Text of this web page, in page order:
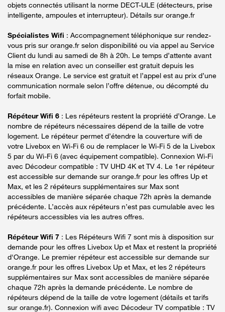
objets connectés utilisant la norme DECT-ULE (détecteurs, prise
intelligente, ampoules et interrupteur). Détails sur orange.fr
Spécialistes Wifi : Accompagnement téléphonique sur rendez-
vous pris sur orange.fr selon disponibilité ou via appel au Service
Client du lundi au samedi de 8h à 20h. Le temps d’attente avant
la mise en relation avec un conseiller est gratuit depuis les
réseaux Orange. Le service est gratuit et l’appel est au prix d’une
communication normale selon l’offre détenue, ou décompté du
forfait mobile.
Répéteur Wifi 6 : Les répéteurs restent la propriété d’Orange. Le
nombre de répéteurs nécessaires dépend de la taille de votre
logement. Le répéteur permet d’étendre la couverture wifi de
votre Livebox en Wi-Fi 6 ou de remplacer le Wi-Fi 5 de la Livebox
5 par du Wi-Fi 6 (avec équipement compatible). Connexion Wi-Fi
avec Décodeur compatible : TV UHD 4K et TV 4. Le 1er répéteur
est accessible sur demande sur orange.fr pour les offres Up et
Max, et les 2 répéteurs supplémentaires sur Max sont
accessibles de manière séparée chaque 72h après la demande
précédente. L’accès aux répéteurs n’est pas cumulable avec les
répéteurs accessibles via les autres offres.
Répéteur Wifi 7 : Les Répéteurs Wifi 7 sont mis à disposition sur
demande pour les offres Livebox Up et Max et restent la propriété
d'Orange. Le premier répéteur est accessible sur demande sur
orange.fr pour les offres Livebox Up et Max, et les 2 répéteurs
supplémentaires sur Max sont accessibles de manière séparée
chaque 72h après la demande précédente. Le nombre de
répéteurs dépend de la taille de votre logement (détails et tarifs
sur orange.fr). Connexion wifi avec Décodeur TV compatible : TV